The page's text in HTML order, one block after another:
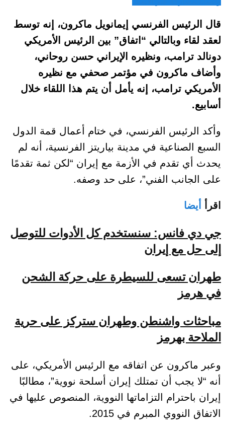
قال الرئيس الفرنسي إيمانويل ماكرون، إنه توسط
لعقد لقاء وبالتالي “اتفاق” بين الرئيس الأمريكي
دونالد ترامب، ونظيره الإيراني حسن روحاني،
وأضاف ماكرون في مؤتمر صحفي مع نظيره
الأمريكي ترامب، إنه يأمل أن يتم هذا اللقاء خلال
أسابيع.
وأكد الرئيس الفرنسي، في ختام أعمال قمة الدول
السبع الصناعية في مدينة بياريتز الفرنسية، أنه لم
يحدث أي تقدم في الأزمة مع إيران “لكن ثمة تقدمًا
على الجانب الفني”، على حد وصفه.
اقرأ أيضا
جي دي فانس: سنستخدم كل الأدوات للتوصل
إلى حل مع إيران
طهران تسعى للسيطرة على حركة الشحن
في هرمز
مباحثات واشنطن وطهران ستركز على حرية
الملاحة بهرمز
وعبر ماكرون عن اتفاقه مع الرئيس الأمريكي، على
أنه “لا يجب أن تمتلك إيران أسلحة نووية”، مطالبًا
إيران باحترام التزاماتها النووية، المنصوص عليها في
الاتفاق النووي المبرم في 2015.